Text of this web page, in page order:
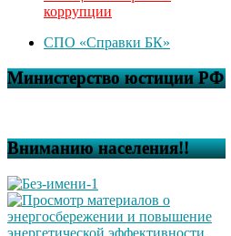
коррупции
СПО «Справки БК»
Министерство юстиции РФ
Вниманию населения!!